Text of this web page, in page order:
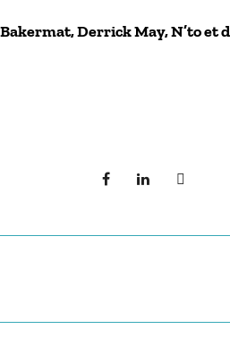
Bakermat, Derrick May, N’to